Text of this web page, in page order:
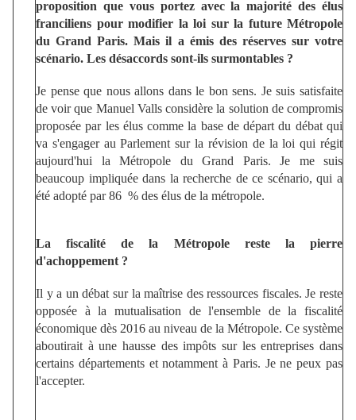
proposition que vous portez avec la majorité des élus
franciliens pour modifier la loi sur la future Métropole
du Grand Paris. Mais il a émis des réserves sur votre
scénario. Les désaccords sont-ils surmontables ?
Je pense que nous allons dans le bon sens. Je suis satisfaite
de voir que Manuel Valls considère la solution de compromis
proposée par les élus comme la base de départ du débat qui
va s'engager au Parlement sur la révision de la loi qui régit
aujourd'hui la Métropole du Grand Paris. Je me suis
beaucoup impliquée dans la recherche de ce scénario, qui a
été adopté par 86 % des élus de la métropole.
La fiscalité de la Métropole reste la pierre
d'achoppement ?
Il y a un débat sur la maîtrise des ressources fiscales. Je reste
opposée à la mutualisation de l'ensemble de la fiscalité
économique dès 2016 au niveau de la Métropole. Ce système
aboutirait à une hausse des impôts sur les entreprises dans
certains départements et notamment à Paris. Je ne peux pas
l'accepter.